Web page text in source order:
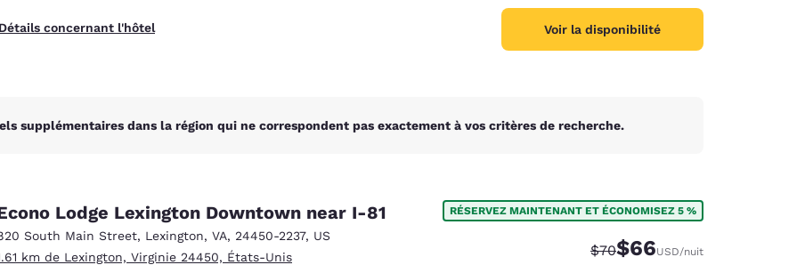
Détails concernant l'hôtel Voir la disponibilité
supplémentaires dans la région qui ne correspondent pas exactement à vos critères de recherche.
Lodge Lexington Downtown near I-81
South Main Street, Lexington, VA, 24450-2237, US
km de Lexington, Virginie 24450, États-Unis
RÉSERVEZ MAINTENANT ET ÉCONOMISEZ 5 %
Tarif barré :
$70Tarif réduit :
$66USD/nuit